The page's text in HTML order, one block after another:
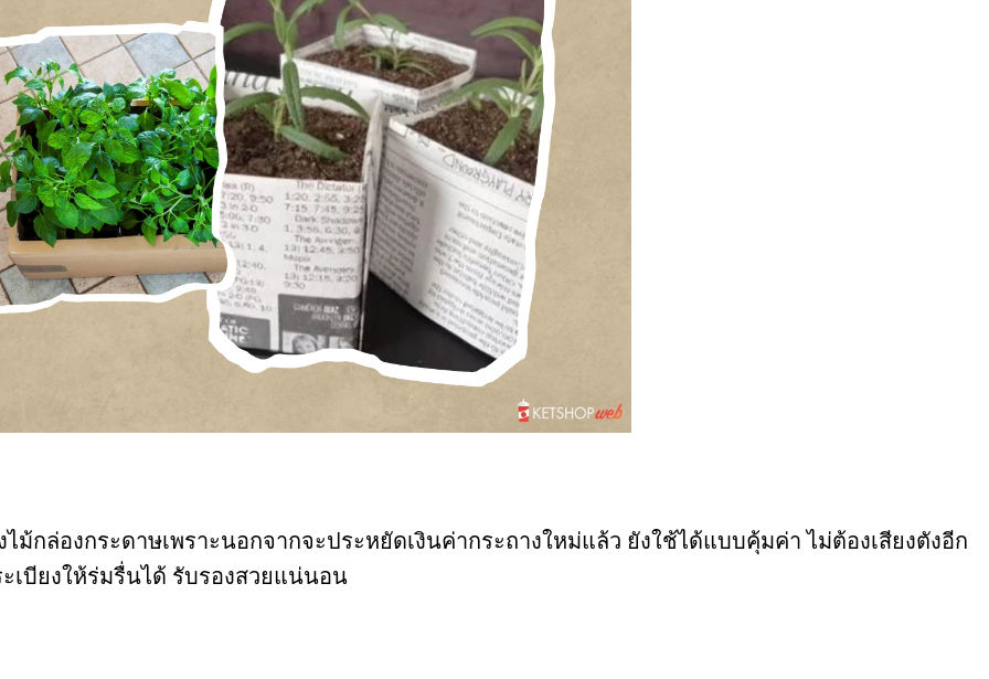
กล่องกระดาษเพราะนอกจากจะประหยัดเงินค่ากระถางใหม่แล้ว ยังใช้ได้แบบคุ้มค่า ไม่ต้องเสียงตังอีก
เบียงให้ร่มรื่นได้ รับรองสวยแน่นอน